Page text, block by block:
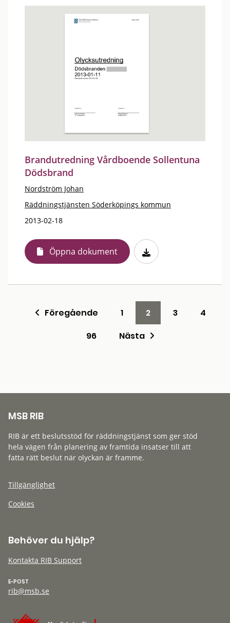
Brandutredning Vårdboende Sollentuna
Dödsbrand
Nordström Johan
Räddningstjänsten Söderköpings kommun
2013-02-18
Öppna dokument
Föregående 1 2 3
4
96
Nästa
MSB RIB
RIB är ett beslutsstöd för räddningstjänst som ger stöd
hela vägen från planering av framtida insatser till att
fatta rätt beslut när olyckan är framme.
Tillgänglighet
Cookies
Behöver du hjälp?
Kontakta RIB Support
E-POST
rib@msb.se